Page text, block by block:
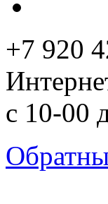
+7 920
с 10-00